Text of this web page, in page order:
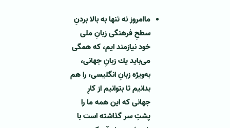
ماامروز نه تنها به بالا بردنِ
سطحِ فرهنگیزبانِ ملی
خود نیازمند ایم، كه همگی
می‌بایدیك زبانِ جهانی،
به‌ویژه زبانِ انگلیسی، را هم
بدانیم تا بتوانیم از كارِ
جهانیكه این همه ما را
پشتِ سر گذاشته است با